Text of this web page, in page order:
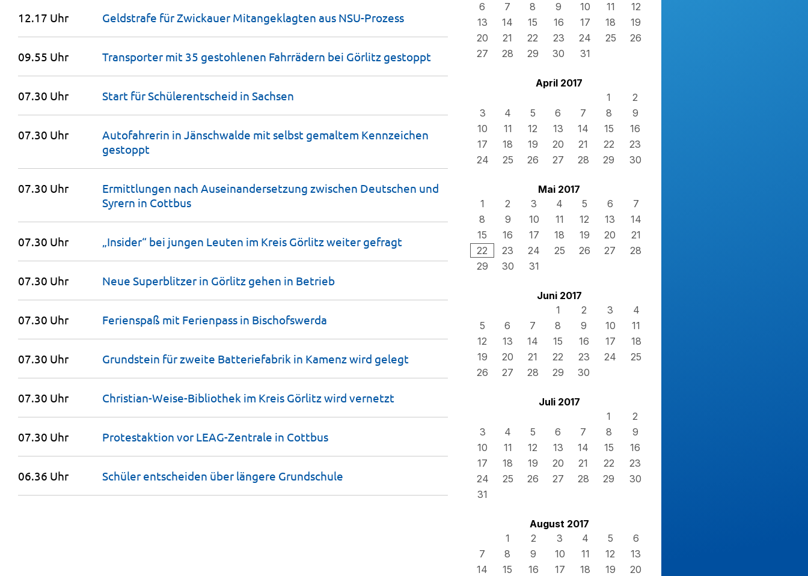
6
7 8 9 10 11
12
13
14 15 16 17 18
19
20
21 22 23 24 25
26
27
28 29 30 31
April 2017
1
2
3
4 5 6 7 8
9
10
11 12 13 14 15
16
17
18 19 20 21 22
23
24
25 26 27 28 29 30
Mai 2017
1
2 3 4 5 6
7
8
9 10 11 12 13
14
15
16 17 18 19 20
21
22
23 24 25 26 27
28
29
30 31
Juni 2017
1
2 3
4
5
6 7 8 9 10
11
12
13 14 15 16 17
18
19
20 21 22 23 24
25
26
27 28 29 30
Juli 2017
1
2
3
4 5 6 7 8
9
10
11 12 13 14 15
16
17
18 19 20 21 22
23
24
25 26 27 28 29
30
31
August 2017
1
2 3 4 5
6
7
8 9 10 11 12
13
14
15 16 17 18 19
20
12.17 Uhr Geldstrafe für Zwickauer Mitangeklagten aus NSU-Prozess
09.55 Uhr Transporter mit 35 gestohlenen Fahrrädern bei Görlitz gestoppt
07.30 Uhr Start für Schülerentscheid in Sachsen
07.30 Uhr
Autofahrerin in Jänschwalde mit selbst gemaltem Kennzeichen
gestoppt
07.30 Uhr
Ermittlungen nach Auseinan­dersetzung zwischen Deutschen und
Syrern in Cottbus
07.30 Uhr „Insider“ bei jungen Leuten im Kreis Görlitz weiter gefragt
07.30 Uhr Neue Superblitzer in Görlitz gehen in Betrieb
07.30 Uhr Ferienspaß mit Ferienpass in Bischofswerda
07.30 Uhr Grundstein für zweite Batteriefabrik in Kamenz wird gelegt
07.30 Uhr Christian-Weise-Bibliothek im Kreis Görlitz wird vernetzt
07.30 Uhr Protestaktion vor LEAG-Zentrale in Cottbus
06.36 Uhr Schüler entscheiden über längere Grundschule